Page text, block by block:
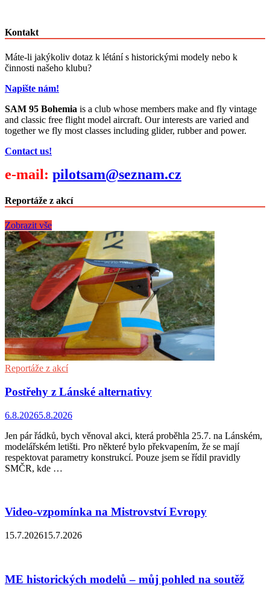
Kontakt
Máte-li jakýkoliv dotaz k létání s historickými modely nebo k
činnosti našeho klubu?
Napište nám!
SAM 95 Bohemia is a club whose members make and fly vintage
and classic free flight model aircraft. Our interests are varied and
together we fly most classes including glider, rubber and power.
Contact us!
e-mail: pilotsam@seznam.cz
Reportáže z akcí
Zobrazit vše
Reportáže z akcí
Postřehy z Lánské alternativy
6.8.20265.8.2026
Jen pár řádků, bych věnoval akci, která proběhla 25.7. na Lánském,
modelářském letišti. Pro některé bylo překvapením, že se mají
respektovat parametry konstrukcí. Pouze jsem se řídil pravidly
SMČR, kde …
Video-vzpomínka na Mistrovství Evropy
15.7.202615.7.2026
ME historických modelů – můj pohled na soutěž